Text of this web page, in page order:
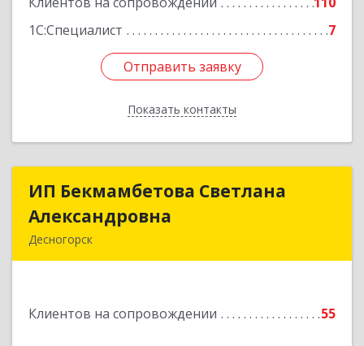
1С:Специалист
7
Отправить заявку
Показать контакты
Отправить заявку
Назад
ИП Бекмамбетова Светлана
Александровна
Десногорск
Клиентов на сопровождении 55
ИП Бекмамбетова Светлана
Подробнее